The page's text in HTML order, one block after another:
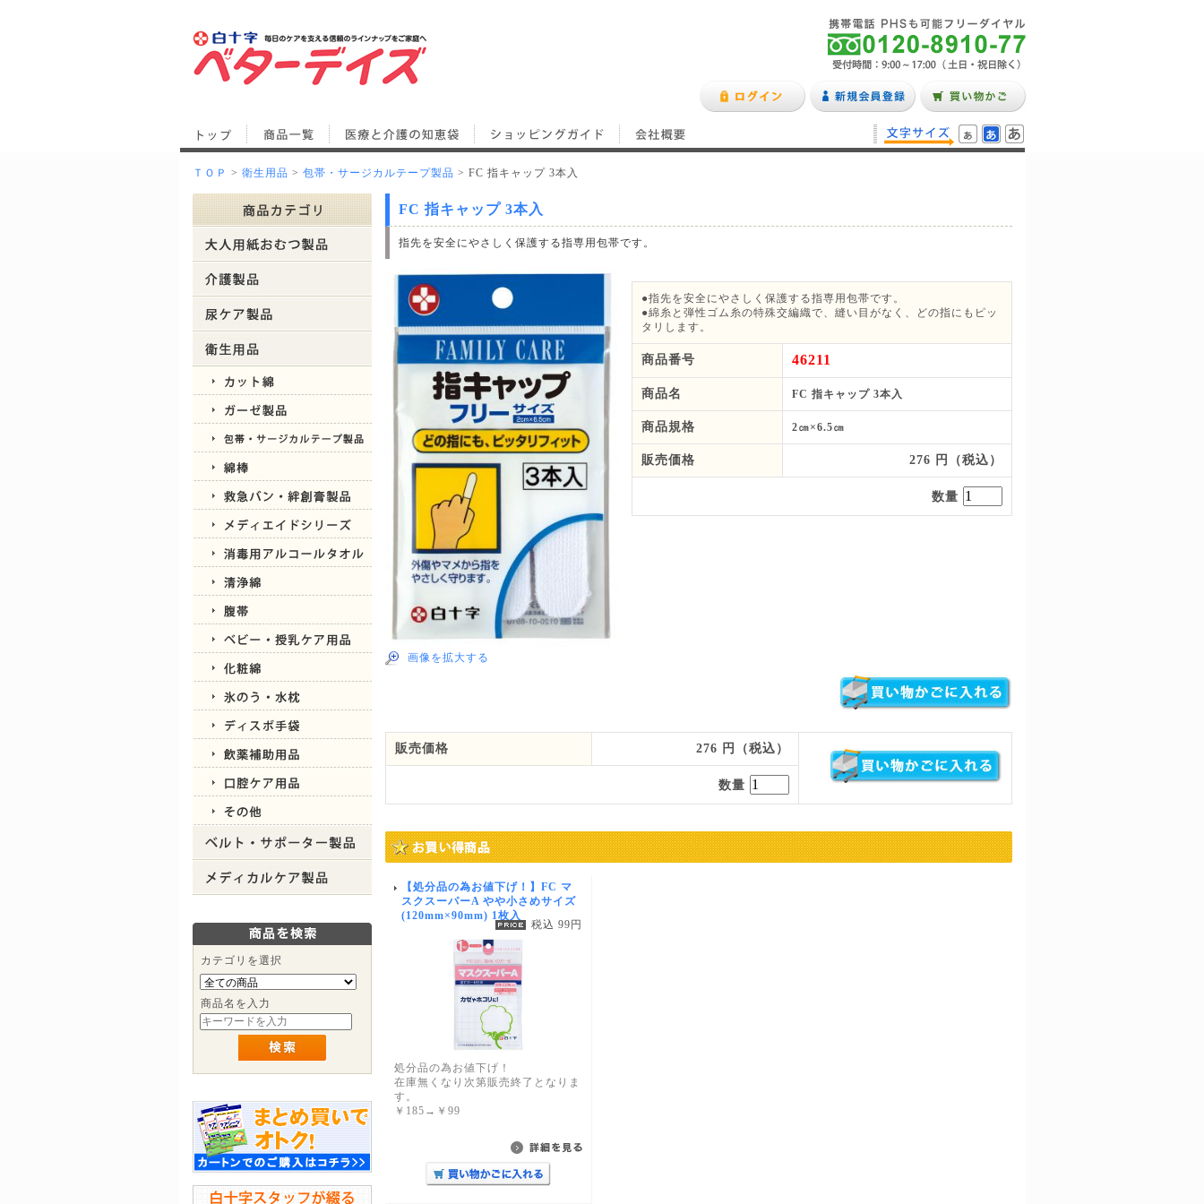
ＴＯＰ > 衛生用品 > 包帯・サージカルテープ製品 > FC 指キャップ 3本入
カテゴリを選択
商品名を入力
FC 指キャップ 3本入
指先を安全にやさしく保護する指専用包帯です。
画像を拡大する
●指先を安全にやさしく保護する指専用包帯です。
●綿糸と弾性ゴム糸の特殊交編織で、縫い目がなく、どの指にもピッ
タリします。
商品番号 46211
商品名 FC 指キャップ 3本入
商品規格 2㎝×6.5㎝
販売価格 276 円（税込）
数量
販売価格 276 円（税込）
数量
【処分品の為お値下げ！】FC マ
スクスーパーA やや小さめサイズ
(120mm×90mm) 1枚入
税込 99円
処分品の為お値下げ！
在庫無くなり次第販売終了となりま
す。
￥185→￥99